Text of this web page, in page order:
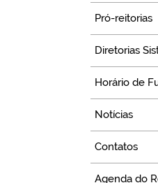
Pró-reitorias
Diretorias
Horário de
Notícias
Contatos
Agenda do